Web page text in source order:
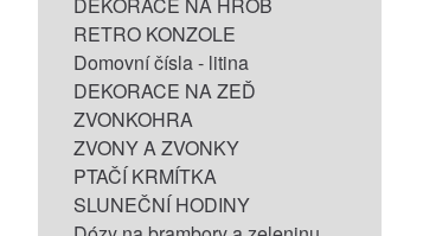
RETRO KONZOLE
Domovní čísla - litina
DEKORACE NA ZEĎ
ZVONKOHRA
ZVONY A ZVONKY
PTAČÍ KRMÍTKA
SLUNEČNÍ HODINY